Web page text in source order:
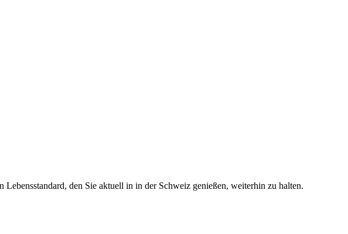
den Sie aktuell in in der Schweiz genießen, weiterhin zu halten.